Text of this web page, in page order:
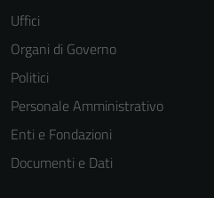
Uffici
Organi di Governo
Politici
Personale Amministrativo
Enti e Fondazioni
Documenti e Dati